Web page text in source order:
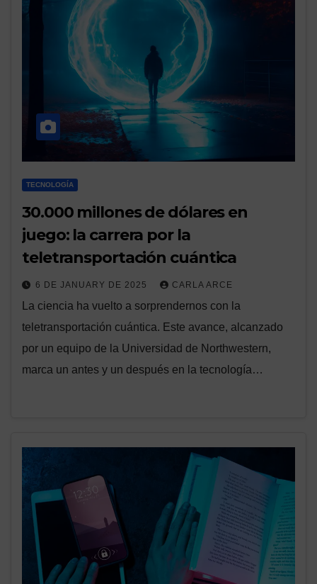
TECNOLOGÍA
30.000 millones de dólares en
juego: la carrera por la
teletransportación cuántica
6 DE JANUARY DE 2025 CARLA ARCE
La ciencia ha vuelto a sorprendernos con la
teletransportación cuántica. Este avance, alcanzado
por un equipo de la Universidad de Northwestern,
marca un antes y un después en la tecnología…